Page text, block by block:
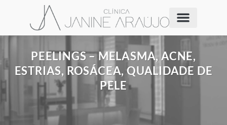
PEELINGS – MELASMA, ACNE,
ESTRIAS, ROSÁCEA, QUALIDADE DE
PELE